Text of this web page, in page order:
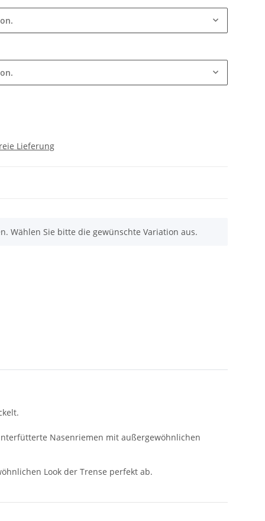
Lieferung
Wählen Sie bitte die gewünschte Variation aus.
Nasenriemen mit außergewöhnlichen
Look der Trense perfekt ab.